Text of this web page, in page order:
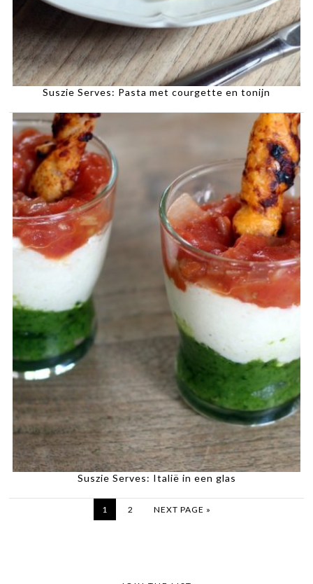
Suszie Serves: Pasta met courgette en tonijn
Suszie Serves: Italië in een glas
1 2 NEXT PAGE »